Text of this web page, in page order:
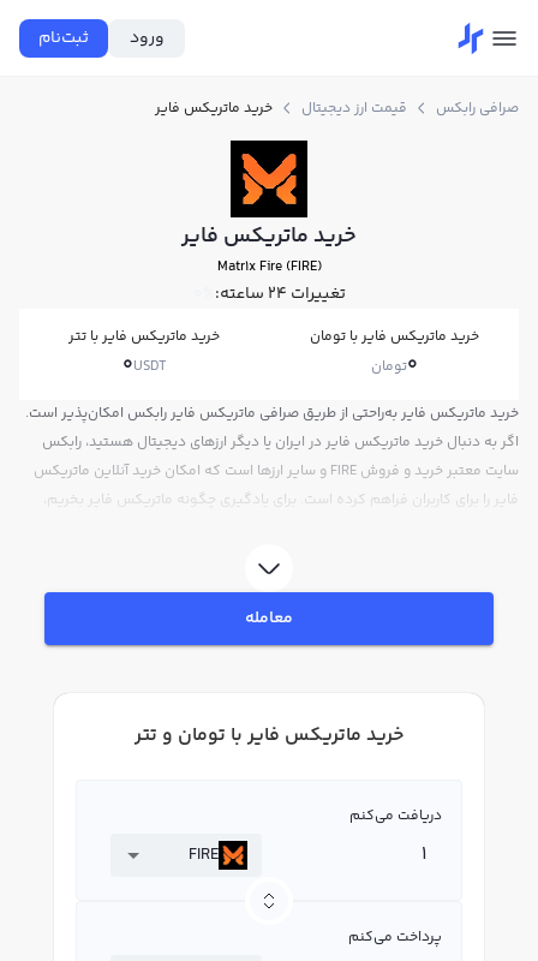
ورود ثبت‌نام
صرافی رابکس قیمت ارز دیجیتال خرید ماتریکس فایر
خرید ماتریکس فایر
Matr1x Fire (FIRE)
تغییرات ۲۴ ساعته: 0%
خرید ماتریکس فایر با تومان
0تومان
خرید ماتریکس فایر با تتر
0USDT
خرید ماتریکس فایر به‌راحتی از طریق صرافی ماتریکس فایر رابکس امکان‌پذیر است.
اگر به دنبال خرید ماتریکس فایر در ایران یا دیگر ارزهای دیجیتال هستید، رابکس
سایت معتبر خرید و فروش FIRE و سایر ارزها است که امکان خرید آنلاین ماتریکس
فایر را برای کاربران فراهم کرده است. برای یادگیری چگونه ماتریکس فایر بخریم،
نمودار و امکانات فروش ماتریکس فایر نیز در دسترس شما قرار دارد تا بتوانید
تصمیمات بهتری در معاملات خود بگیرید.معامله
خرید ماتریکس فایر با تومان و تتر
دریافت می‌کنم
FIRE
پرداخت می‌کنم